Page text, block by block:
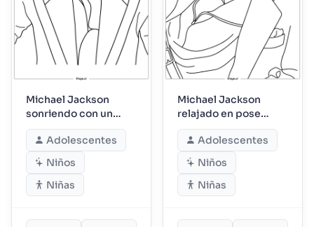
Michael Jackson
sonriendo con un
elegante traje de
actuación
Adolescentes
Niños
Niñas
Michael Jackson
relajado en pose
clásica de sesión
fotográfica
Adolescentes
Niños
Niñas